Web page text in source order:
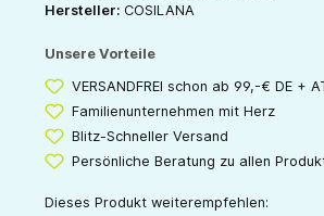
Hersteller: COSILANA
Unsere Vorteile
VERSANDFREI schon ab 99,-€ DE +
Familienunternehmen mit Herz
Blitz-Schneller Versand
Persönliche Beratung zu allen
Dieses Produkt weiterempfehlen: